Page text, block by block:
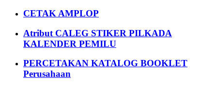
CETAK AMPLOP
Atribut CALEG STIKER PILKADA
KALENDER PEMILU
PERCETAKAN KATALOG BOOKLET
Perusahaan